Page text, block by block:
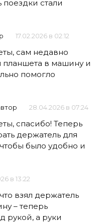
стали
17.02.2026 в 02:12
сам недавно
планшета в машину и
помогло
28.04.2026 в 07:24
спасибо! Теперь
держатель для
было удобно и
в 13:22
взял держатель
– теперь
рукой, а руки